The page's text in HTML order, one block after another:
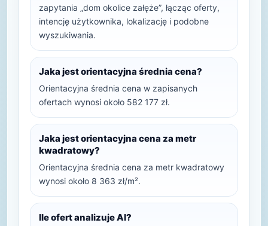
zapytania „dom okolice załęże”, łącząc oferty,
intencję użytkownika, lokalizację i podobne
wyszukiwania.
Jaka jest orientacyjna średnia cena?
Orientacyjna średnia cena w zapisanych
ofertach wynosi około 582 177 zł.
Jaka jest orientacyjna cena za metr
kwadratowy?
Orientacyjna średnia cena za metr kwadratowy
wynosi około 8 363 zł/m².
Ile ofert analizuje AI?